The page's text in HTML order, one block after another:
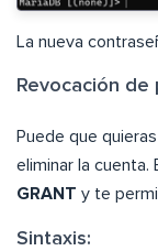
La nueva
Revocación de
Puede que
eliminar la cuenta.
GRANT y te
Sintaxis: